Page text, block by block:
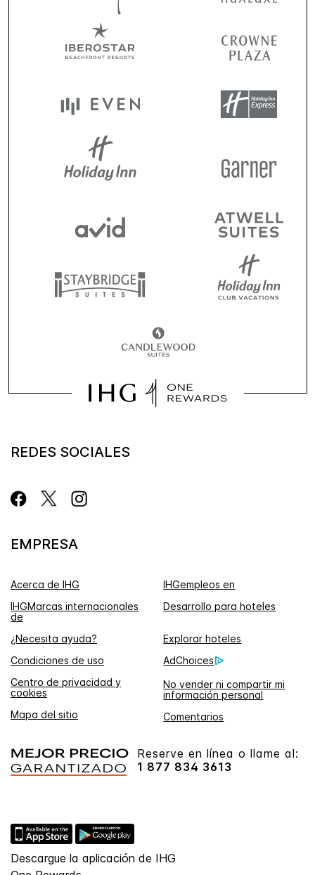
REDES SOCIALES
EMPRESA
Acerca de IHG
IHGempleos en
IHGMarcas internacionales
de
Desarrollo para hoteles
¿Necesita ayuda?
Explorar hoteles
Condiciones de uso
AdChoices
Centro de privacidad y
cookies
No vender ni compartir mi
información personal
Mapa del sitio
Comentarios
Reserve en línea o llame al:
1 877 834 3613
Descargue la aplicación de IHG